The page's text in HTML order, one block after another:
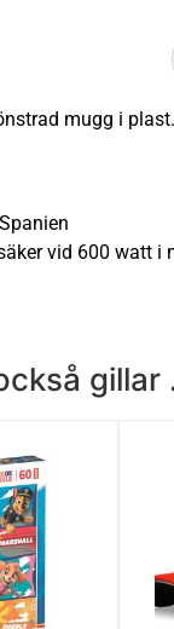
mugg i plast.
vid 600 watt i
gillar